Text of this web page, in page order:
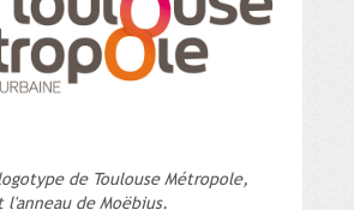
de Toulouse Métropole,
l'anneau de Moëbius.